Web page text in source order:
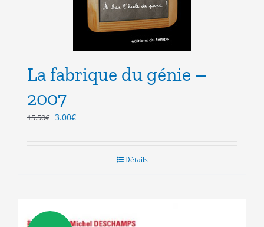
La fabrique du génie –
2007
15.50€ Le
3.00€Le
Détails